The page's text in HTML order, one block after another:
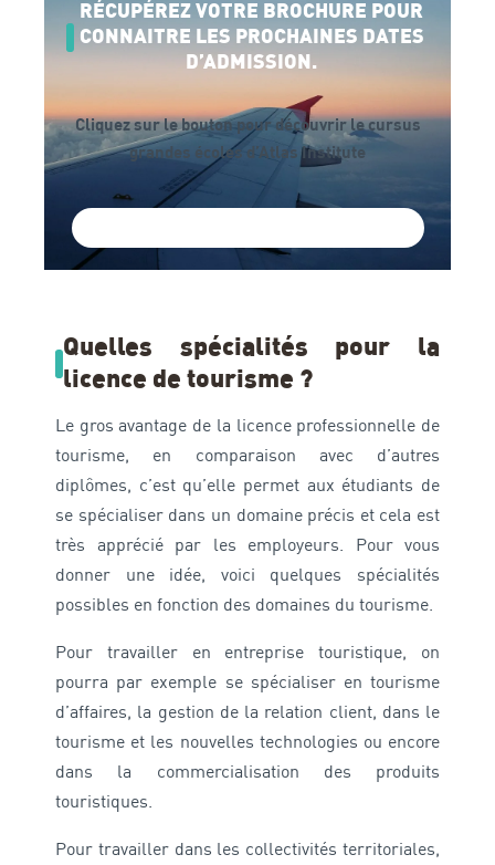
RÉCUPÉREZ VOTRE BROCHURE POUR
CONNAITRE LES PROCHAINES DATES
D’ADMISSION.
Cliquez sur le bouton pour découvrir le cursus
grandes écoles d’Atlas Institute
Quelles spécialités pour la
licence de tourisme ?
Le gros avantage de la licence professionnelle de
tourisme, en comparaison avec d’autres
diplômes, c’est qu’elle permet aux étudiants de
se spécialiser dans un domaine précis et cela est
très apprécié par les employeurs. Pour vous
donner une idée, voici quelques spécialités
possibles en fonction des domaines du tourisme.
Pour travailler en entreprise touristique, on
pourra par exemple se spécialiser en tourisme
d’affaires, la gestion de la relation client, dans le
tourisme et les nouvelles technologies ou encore
dans la commercialisation des produits
touristiques.
Pour travailler dans les collectivités territoriales,